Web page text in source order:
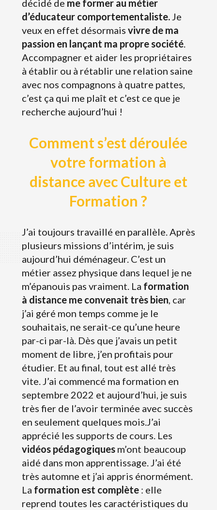
décidé de me former au métier
d’éducateur comportementaliste.Je
veux en effet désormais vivre de ma
passion en lançant ma propre société.
Accompagner et aider les propriétaires
à établir ou à rétablir une relation saine
avec nos compagnons à quatre pattes,
c’est ça qui me plaît et c’est ce que je
recherche aujourd’hui !
Comment s’est déroulée
votre formation à
distance avec Culture et
Formation ?
J’ai toujours travaillé en parallèle. Après
plusieurs missions d’intérim, je suis
aujourd’hui déménageur. C’est un
métier assez physique dans lequel je ne
m’épanouis pas vraiment. La formation
à distance me convenait très bien, car
j’ai géré mon temps comme je le
souhaitais, ne serait-ce qu’une heure
par-ci par-là. Dès que j’avais un petit
moment de libre, j’en profitais pour
étudier. Et au final, tout est allé très
vite. J’ai commencé ma formation en
septembre 2022 et aujourd’hui, je suis
très fier de l’avoir terminée avec succès
en seulement quelques mois.J’ai
apprécié les supports de cours. Les
vidéos pédagogiques m’ont beaucoup
aidé dans mon apprentissage. J’ai été
très automne et j’ai appris énormément.
La formation est complète: elle
reprend toutes les caractéristiques du